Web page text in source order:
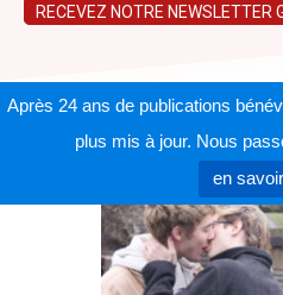
RECEVEZ NOTRE NEWSLETTER